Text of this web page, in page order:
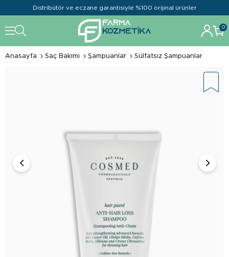
Distribütör ve eczane garantisiyle %100 orijinal ürünler
0
Anasayfa Saç Bakımı Şampuanlar Sülfatsız Şampuanlar